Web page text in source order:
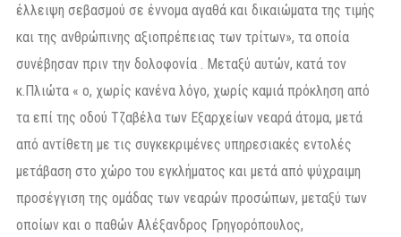
έλλειψη σεβασμού σε έννομα αγαθά και δικαιώματα της τιμής
και της ανθρώπινης αξιοπρέπειας των τρίτων», τα οποία
συνέβησαν πριν την δολοφονία . Μεταξύ αυτών, κατά τον
κ.Πλιώτα « ο, χωρίς κανένα λόγο, χωρίς καμιά πρόκληση από
τα επί της οδού Τζαβέλα των Εξαρχείων νεαρά άτομα, μετά
από αντίθετη με τις συγκεκριμένες υπηρεσιακές εντολές
μετάβαση στο χώρο του εγκλήματος και μετά από ψύχραιμη
προσέγγιση της ομάδας των νεαρών προσώπων, μεταξύ των
οποίων και ο παθών Αλέξανδρος Γρηγορόπουλος,